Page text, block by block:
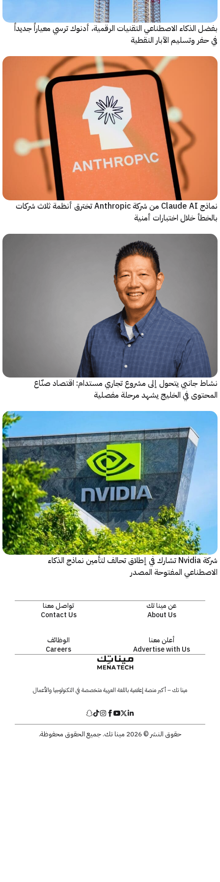
الاصطناعي التقنيات الرقمية، أدنوك ترسي معياراً جديداً
وتسليم الآبار النقطية
نماذج Claude AI من شركة Anthropic تخترق أنظمة ثلاث شركات
خلال اختبارات أمنية
جانبي يتحول إلى مشروع تجاري مستدام: اقتصاد صنّاع
في الخليج يشهد مرحلة مفصلية
شركة Nvidia تشارك في إطلاق تحالف لتأمين نماذج الذكاء
المفتوحة المصدر
عن مينا تك
About Us
تواصل معنا
Contact Us
أعلن معنا
Advertise with Us
الوظائف
Careers
مينا تك – أكبر منصة إعلامية باللغة العربية متخصصة في التكنولوجيا والأعمال
حقوق النشر © 2026 مينا تك. جميع الحقوق محفوظة.